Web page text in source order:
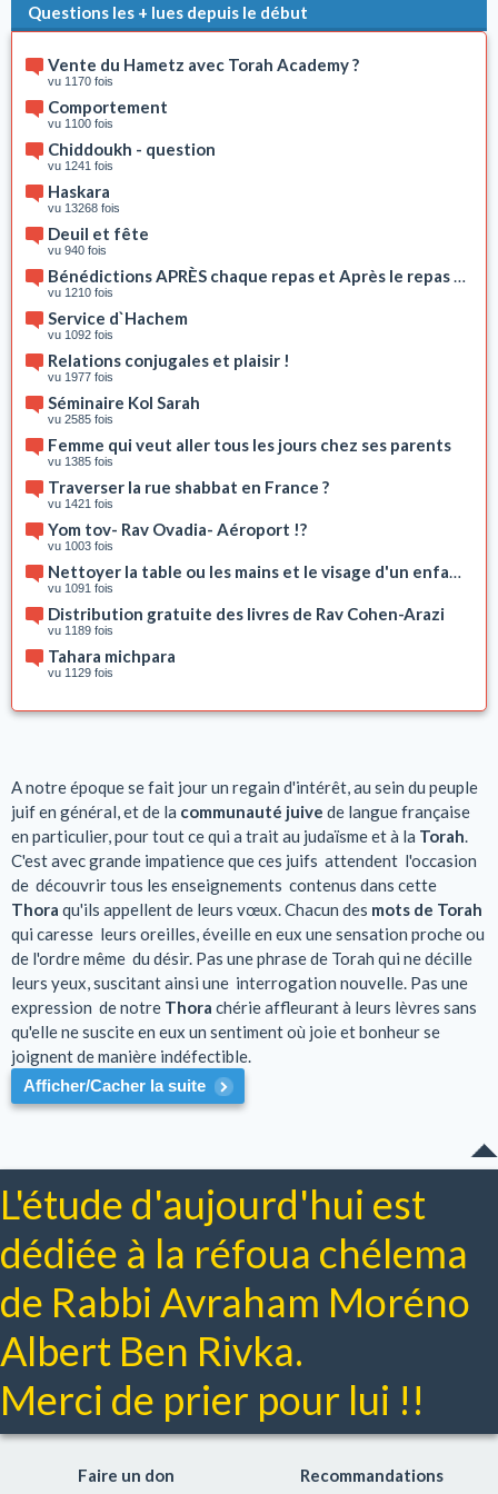
Questions les + lues depuis le début
Vente du Hametz avec Torah Academy ?
vu 1170 fois
Comportement
vu 1100 fois
Chiddoukh - question
vu 1241 fois
Haskara
vu 13268 fois
Deuil et fête
vu 940 fois
Bénédictions APRÈS chaque repas et Après le repas du
vu 1210 fois
Service d`Hachem
vu 1092 fois
Relations conjugales et plaisir !
vu 1977 fois
Séminaire Kol Sarah
vu 2585 fois
Femme qui veut aller tous les jours chez ses parents
vu 1385 fois
Traverser la rue shabbat en France ?
vu 1421 fois
Yom tov- Rav Ovadia- Aéroport !?
vu 1003 fois
Nettoyer la table ou les mains et le visage d'un enfant
vu 1091 fois
Distribution gratuite des livres de Rav Cohen-Arazi
vu 1189 fois
Tahara michpara
vu 1129 fois
A notre époque se fait jour un regain d'intérêt, au sein du peuple
juif en général, et de la communauté juive de langue française
en particulier, pour tout ce qui a trait au judaïsme et à la Torah.
C'est avec grande impatience que ces juifs attendent l'occasion
de découvrir tous les enseignements contenus dans cette
Thora qu'ils appellent de leurs vœux. Chacun des mots de Torah
qui caresse leurs oreilles, éveille en eux une sensation proche ou
de l'ordre même du désir. Pas une phrase de Torah qui ne décille
leurs yeux, suscitant ainsi une interrogation nouvelle. Pas une
expression de notre Thora chérie affleurant à leurs lèvres sans
qu'elle ne suscite en eux un sentiment où joie et bonheur se
joignent de manière indéfectible.
Afficher/Cacher la suite
L'étude d'aujourd'hui est
dédiée à la réfoua chélema
de Rabbi Avraham Moréno
Albert Ben Rivka.
Merci de prier pour lui !!
Faire un don Recommandations